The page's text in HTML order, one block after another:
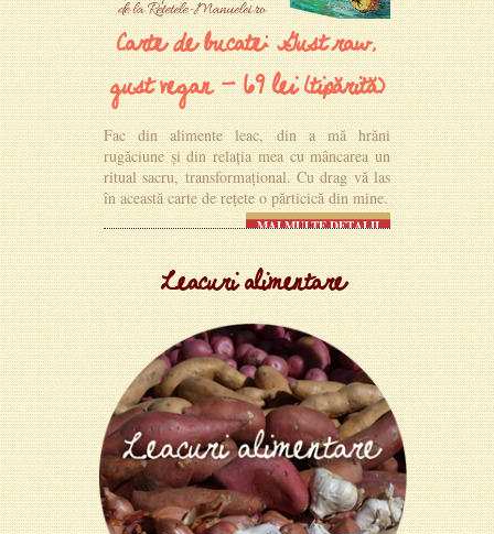
Carte de bucate: Gust raw,
gust vegan - 69 lei (tipărită)
Fac din alimente leac, din a mă hrăni
rugăciune și din relația mea cu mâncarea un
ritual sacru, transformațional. Cu drag vă las
în această carte de rețete o părticică din mine.
MAI MULTE DETALII
Leacuri alimentare